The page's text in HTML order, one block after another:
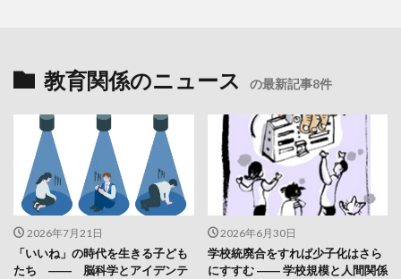
教育関係のニュース の最新記事8件
2026年7月21日
「いいね」の時代を生きる子ども
たち ―― 脳科学とアイデンテ
2026年6月30日
学校統廃合をすれば少子化はさら
にすすむ ―― 学校規模と人間関係